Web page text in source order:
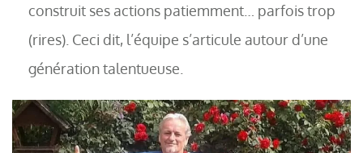
construit ses actions patiemment… parfois trop
(rires). Ceci dit, l’équipe s’articule autour d’une
génération talentueuse.